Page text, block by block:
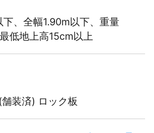
、全幅1.90m以下、重量
低地上高15cm以上
装済) ロック板